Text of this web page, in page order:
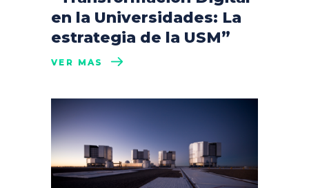
en la Universidades: La
estrategia de la USM”
VER MÁS